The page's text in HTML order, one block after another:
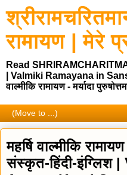
रामायण | मेरे
Read
| Valmiki Ramayana in
वाल्मीकि रामायण - मर्यादा
महर्षि वाल्मीकि
संस्कृत-हिंदी-इंग्लिश